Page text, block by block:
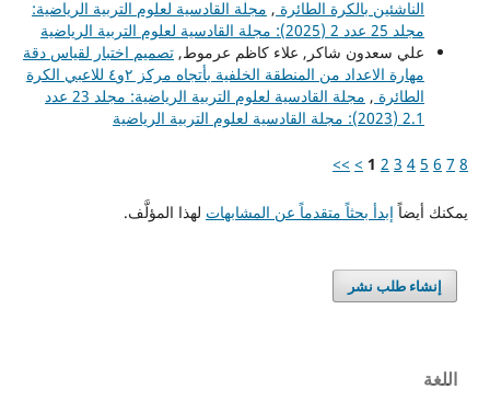
الناشئين بالكرة الطائرة , مجلة القادسية لعلوم التربية الرياضية:
مجلد 25 عدد 2 (2025): مجلة القادسية لعلوم التربية الرياضية
علي سعدون شاكر, علاء كاظم عرموط, تصميم اختبار لقياس دقة
مهارة الاعداد من المنطقة الخلفية بأتجاه مركز ٢و٤ للاعبي الكرة
الطائرة ,
مجلة القادسية لعلوم التربية الرياضية: مجلد 23 عدد
2.1 (2023): مجلة القادسية لعلوم التربية الرياضية
1 2 3 4 5 6 7 8
>
>>
يمكنك أيضاً إبدأ بحثاً متقدماً عن المشابهات لهذا المؤلَّف.
إنشاء طلب نشر
اللغة